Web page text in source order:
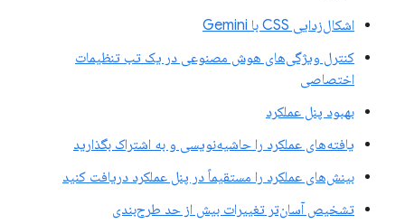
اشکال‌زدایی CSS با Gemini
کنترل ویژگی‌های هوش مصنوعی در یک تب تنظیمات
اختصاصی
بهبود پنل عملکرد
یافته‌های عملکرد را حاشیه‌نویسی و به اشتراک بگذارید
بینش‌های عملکرد را مستقیماً در پنل عملکرد دریافت کنید
تشخیص آسان‌تر تغییرات بیش از حد طرح‌بندی